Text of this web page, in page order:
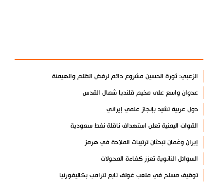
الزعبي: ثورة الحسين مشروع دائم لرفض الظلم والهيمنة
عدوان واسع على مخيم قلنديا شمال القدس
دول عربية تشيد بإنجاز علمي إيراني
القوات اليمنية تعلن استهداف ناقلة نفط سعودية
إيران وعُمان تبحثان ترتيبات الملاحة في هرمز
السوائل النانوية تعزز كفاءة المحولات
توقيف مسلح في ملعب غولف تابع لترامب بكاليفورنيا